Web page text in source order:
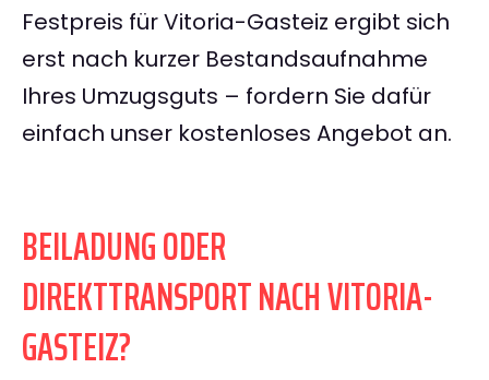
Festpreis für Vitoria-Gasteiz ergibt sich
erst nach kurzer Bestandsaufnahme
Ihres Umzugsguts – fordern Sie dafür
einfach unser kostenloses Angebot an.
BEILADUNG ODER
DIREKTTRANSPORT NACH VITORIA-
GASTEIZ?